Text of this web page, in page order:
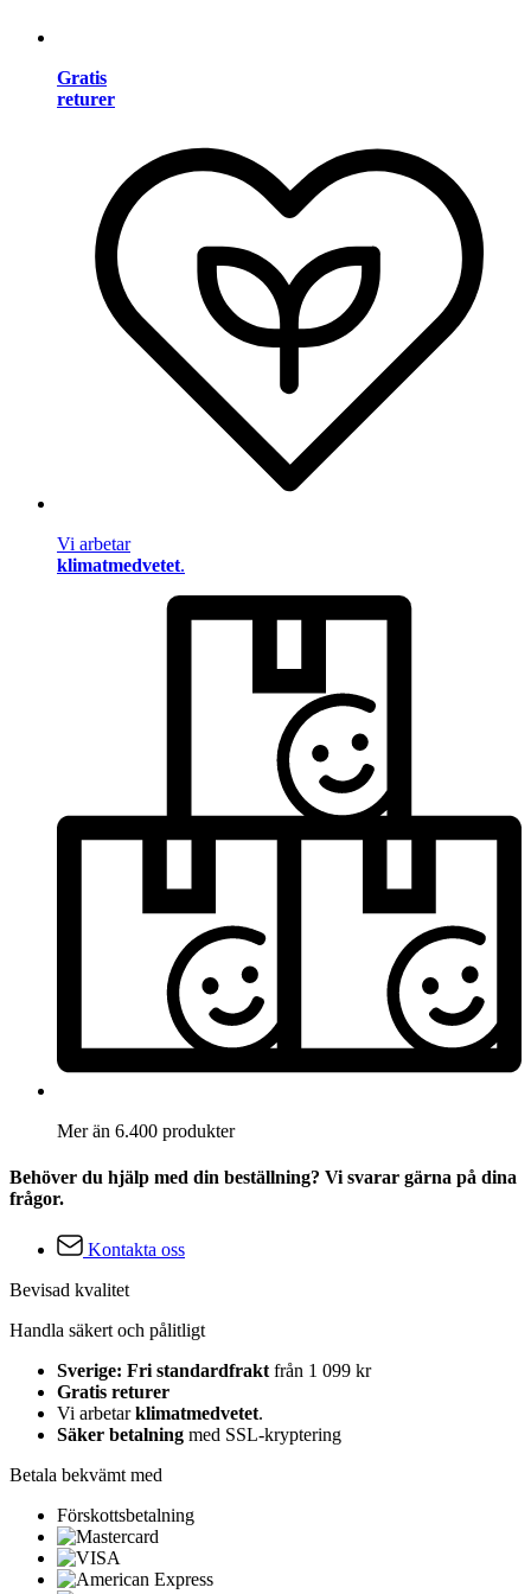
Gratis
returer
Vi arbetar
klimatmedvetet.
Mer än 6.400 produkter
Behöver du hjälp med din beställning? Vi svarar gärna på dina
frågor.
Kontakta oss
Bevisad kvalitet
Handla säkert och pålitligt
Sverige: Fri standardfraktfrån 1 099 kr
Gratis returer
Vi arbetarklimatmedvetet.
Säker betalning med SSL-kryptering
Betala bekvämt med
Förskottsbetalning